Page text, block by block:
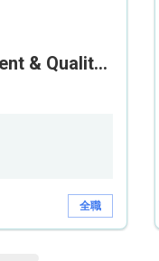
Health Safety, Environment & Quality Assurance Officer (Maternity cover – 5 months contract)
全職